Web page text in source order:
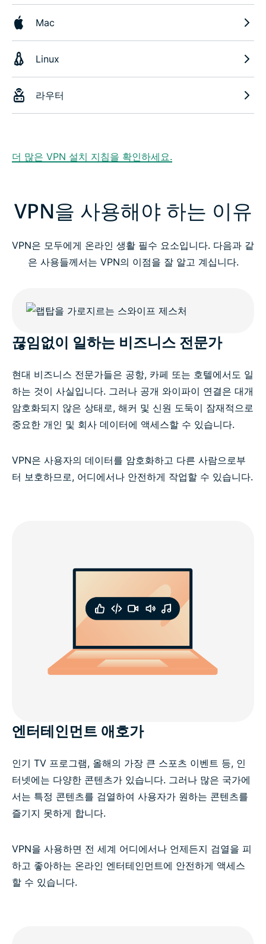
Mac
Linux
라우터
더 많은 VPN 설치 지침을 확인하세요.
VPN을 사용해야 하는 이유
VPN은 모두에게 온라인 생활 필수 요소입니다. 다음과 같
은 사용들께서는 VPN의 이점을 잘 알고 계십니다.
끊임없이 일하는 비즈니스 전문가
현대 비즈니스 전문가들은 공항, 카페 또는 호텔에서도 일
하는 것이 사실입니다. 그러나 공개 와이파이 연결은 대개
암호화되지 않은 상태로, 해커 및 신원 도둑이 잠재적으로
중요한 개인 및 회사 데이터에 액세스할 수 있습니다.
VPN은 사용자의 데이터를 암호화하고 다른 사람으로부
터 보호하므로, 어디에서나 안전하게 작업할 수 있습니다.
엔터테인먼트 애호가
인기 TV 프로그램, 올해의 가장 큰 스포츠 이벤트 등, 인
터넷에는 다양한 콘텐츠가 있습니다. 그러나 많은 국가에
서는 특정 콘텐츠를 검열하여 사용자가 원하는 콘텐츠를
즐기지 못하게 합니다.
VPN을 사용하면 전 세계 어디에서나 언제든지 검열을 피
하고 좋아하는 온라인 엔터테인먼트에 안전하게 액세스
할 수 있습니다.